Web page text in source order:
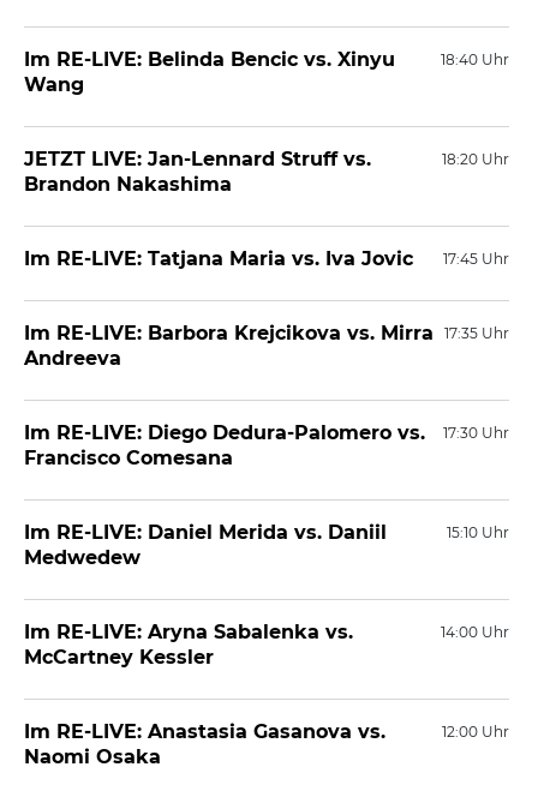
18:40 Uhr
Im RE-LIVE: Belinda Bencic vs. Xinyu
Wang
18:20 Uhr
JETZT LIVE: Jan-Lennard Struff vs.
Brandon Nakashima
17:45 Uhr
Im RE-LIVE: Tatjana Maria vs. Iva Jovic
17:35 Uhr
Im RE-LIVE: Barbora Krejcikova vs. Mirra
Andreeva
17:30 Uhr
Im RE-LIVE: Diego Dedura-Palomero vs.
Francisco Comesana
15:10 Uhr
Im RE-LIVE: Daniel Merida vs. Daniil
Medwedew
14:00 Uhr
Im RE-LIVE: Aryna Sabalenka vs.
McCartney Kessler
12:00 Uhr
Im RE-LIVE: Anastasia Gasanova vs.
Naomi Osaka